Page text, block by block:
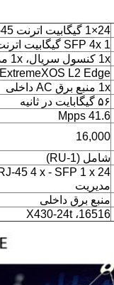
24×1 گیگابیت اترنت RJ-45
SFP 4x 1 گیگابیت اترنت
1x کنسول سریال، 1x مدیریت سریع اترنت خارج از باند BASE-T
ExtremeXOS L2 Edge
1x منبع برق AC داخلی
۵۶ گیگابایت در ثانیه
41.6 Mpps
16,000
شامل (1-RU)
مدیریت
منبع برق داخلی
16516، X430-24t